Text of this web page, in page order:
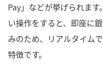
Pay」などが挙げられま
い操作をすると、即座に
みのため、リアルタイム
特徴です。